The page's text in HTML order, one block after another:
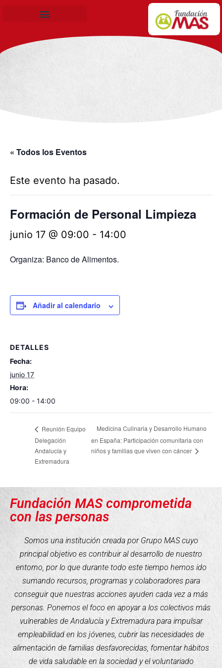
« Todos los Eventos
Este evento ha pasado.
Formación de Personal Limpieza
junio 17 @ 09:00 - 14:00
Organiza: Banco de Alimentos.
Añadir al calendario
DETALLES
Fecha:
junio 17
Hora:
09:00 - 14:00
Reunión Equipo
Delegación
Andalucía y
Extremadura
Medicina Culinaria y Desarrollo Humano
en España: Participación comunitaria con
niños y familias que viven con cáncer
Fundación MAS comprometida
con las personas
Somos una institución creada por Grupo MAS cuyo
principal objetivo es contribuir al desarrollo de nuestro
entorno, por lo que durante todo este tiempo hemos ido
sumando recursos, programas y colaboradores para
conseguir que nuestras acciones ayuden cada vez a más
personas. Ponemos el foco en apoyar a los colectivos más
vulnerables de Andalucía y Extremadura para impulsar
empleabilidad en los jóvenes, cubrir las necesidades de
alimentación de familias desfavorecidas, fomentar hábitos
de vida saludable en la sociedad y el voluntariado